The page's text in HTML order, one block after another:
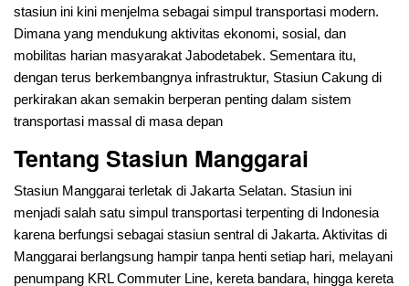
stasiun ini kini menjelma sebagai simpul transportasi modern.
Dimana yang mendukung aktivitas ekonomi, sosial, dan
mobilitas harian masyarakat Jabodetabek. Sementara itu,
dengan terus berkembangnya infrastruktur, Stasiun Cakung di
perkirakan akan semakin berperan penting dalam sistem
transportasi massal di masa depan
Tentang Stasiun Manggarai
Stasiun Manggarai terletak di Jakarta Selatan. Stasiun ini
menjadi salah satu simpul transportasi terpenting di Indonesia
karena berfungsi sebagai stasiun sentral di Jakarta. Aktivitas di
Manggarai berlangsung hampir tanpa henti setiap hari, melayani
penumpang KRL Commuter Line, kereta bandara, hingga kereta